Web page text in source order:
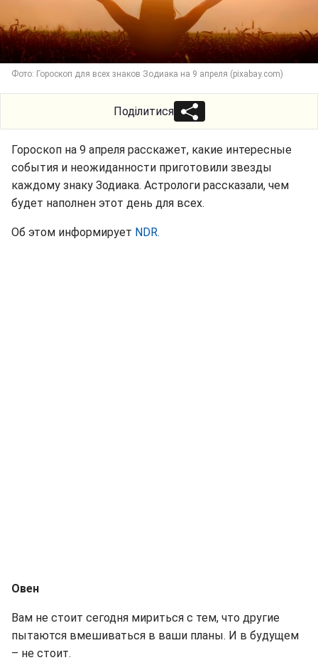
Фото: Гороскоп для всех знаков Зодиака на 9 апреля (pixabay.com)
Поділитися
Гороскоп на 9 апреля расскажет, какие интересные
события и неожиданности приготовили звезды
каждому знаку Зодиака. Астрологи рассказали, чем
будет наполнен этот день для всех.
Об этом информирует NDR.
Овен
Вам не стоит сегодня мириться с тем, что другие
пытаются вмешиваться в ваши планы. И в будущем
– не стоит.